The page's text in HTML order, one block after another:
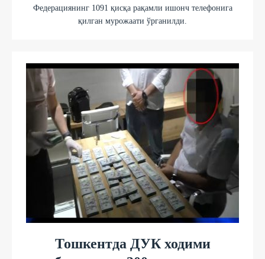
Федерациянинг 1091 қисқа рақамли ишонч телефонига
қилган мурожаати ўрганилди.
Тошкентда ДУК ходими